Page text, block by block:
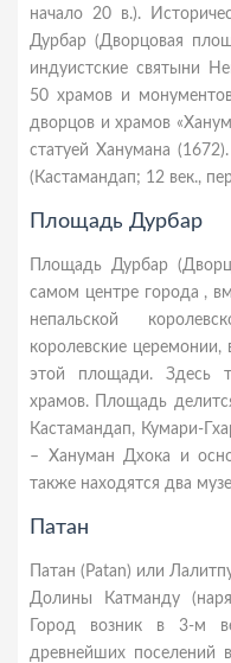
начало 20 в.).
Дурбар (Дворцовая
индуистские святыни
50 храмов и
дворцов и храмов
статуей Ханумана
(Кастамандап; 12 век.,
Площадь Дурбар
Площадь Дурбар
самом центре города ,
непальской
королевские
этой площади. Здесь
храмов. Площадь
Кастамандап, Кумари-
– Хануман Дхока и
также находятся два
Патан
Патан (Patan) или
Долины Катманду
Город возник в 3-м
дрeвнeйших пoсeлeний